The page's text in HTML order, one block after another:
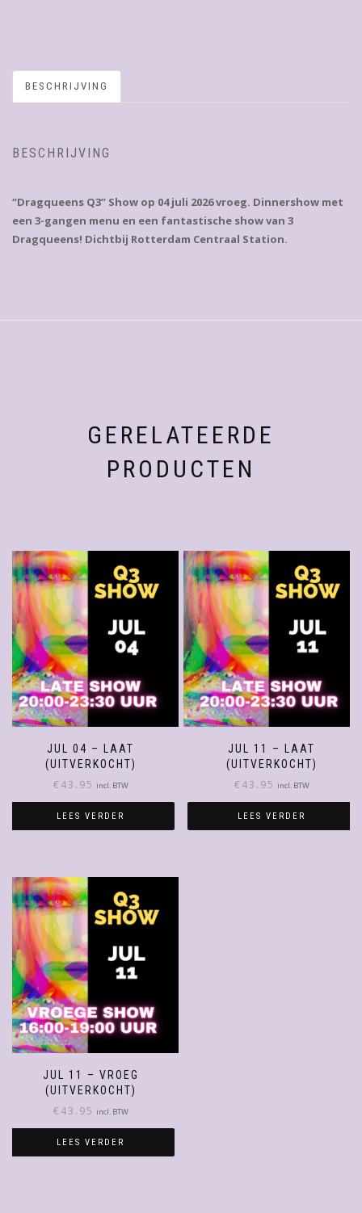
BESCHRIJVING
BESCHRIJVING
“Dragqueens Q3” Show op 04 juli 2026 vroeg. Dinnershow met
een 3-gangen menu en een fantastische show van 3
Dragqueens! Dichtbij Rotterdam Centraal Station.
GERELATEERDE
PRODUCTEN
JUL 04 – LAAT
(UITVERKOCHT)
€43.95 incl. BTW
LEES VERDER
JUL 11 – LAAT
(UITVERKOCHT)
€43.95 incl. BTW
LEES VERDER
JUL 11 – VROEG
(UITVERKOCHT)
€43.95 incl. BTW
LEES VERDER